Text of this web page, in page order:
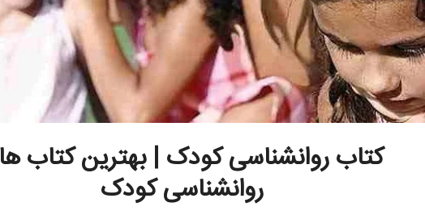
کتاب روانشناسی کودک | بهترین کتاب
روانشناسی کودک